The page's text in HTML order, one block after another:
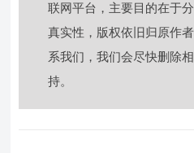
联网平台，主要目的在于
真实性，版权依旧归原作
系我们，我们会尽快删除
持。